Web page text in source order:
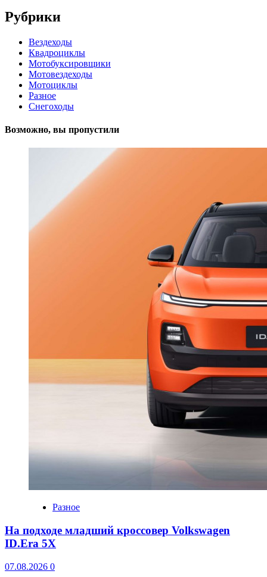
Рубрики
Вездеходы
Квадроциклы
Мотобуксировщики
Мотовездеходы
Мотоциклы
Разное
Снегоходы
Возможно, вы пропустили
Разное
На подходе младший кроссовер Volkswagen
ID.Era 5X
07.08.2026 0